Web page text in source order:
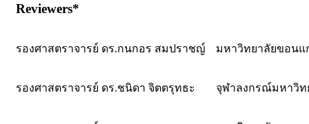
Reviewers*
รองศาสตราจารย์ ดร.กนกอร สมปราชญ์ มหาวิทยาลัยขอนแ
รองศาสตราจารย์ ดร.ชนิดา จิตตรุทธะ จุฬาลงกรณ์มหาวิท